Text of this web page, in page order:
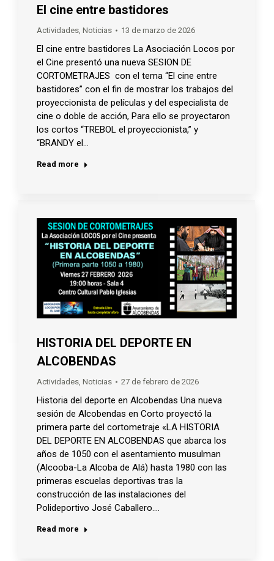
El cine entre bastidores
Actividades Noticias 13 de marzo de 2026
El cine entre bastidores La Asociación Locos por
el Cine presentó una nueva SESION DE
CORTOMETRAJES con el tema “El cine entre
bastidores” con el fin de mostrar los trabajos del
proyeccionista de películas y del especialista de
cine o doble de acción, Para ello se proyectaron
los cortos “TREBOL el proyeccionista,” y
“BRANDY el…
Read more
HISTORIA DEL DEPORTE EN
ALCOBENDAS
Actividades Noticias 27 de febrero de 2026
Historia del deporte en Alcobendas Una nueva
sesión de Alcobendas en Corto proyectó la
primera parte del cortometraje «LA HISTORIA
DEL DEPORTE EN ALCOBENDAS que abarca los
años de 1050 con el asentamiento musulman
(Alcooba-La Alcoba de Alá) hasta 1980 con las
primeras escuelas deportivas tras la
construcción de las instalaciones del
Polideportivo José Caballero.…
Read more